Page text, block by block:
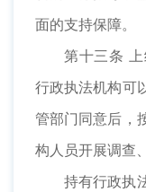
面的支持保障。
第十三条
行政执法机构可
管部门同意后，
构人员开展调查
持有行政执